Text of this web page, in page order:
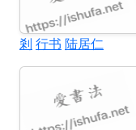
剎 行书 陆居仁